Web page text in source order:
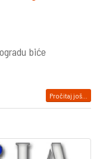
biće
Pročitaj još...